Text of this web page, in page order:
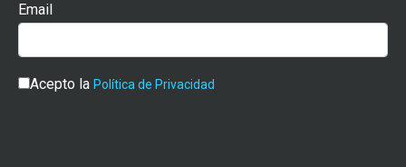
Email
Acepto la Política de Privacidad